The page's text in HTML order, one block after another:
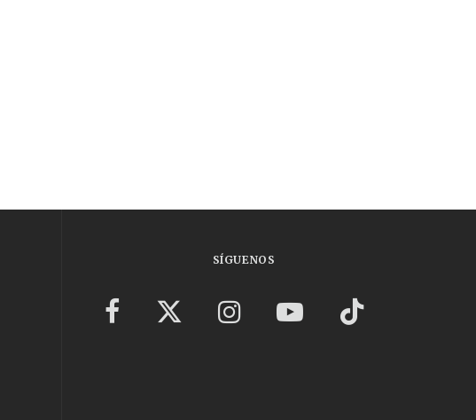
SÍGUENOS